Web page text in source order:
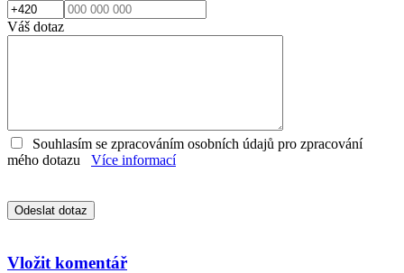
Váš dotaz
Souhlasím se zpracováním osobních údajů pro zpracování
mého dotazu
Více informací
Vložit komentář